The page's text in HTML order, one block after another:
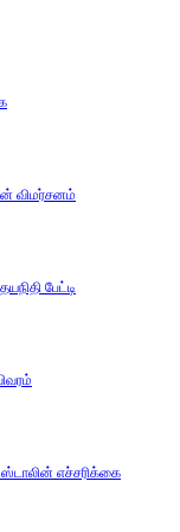
விமர்சனம்
பேட்டி
எச்சரிக்கை